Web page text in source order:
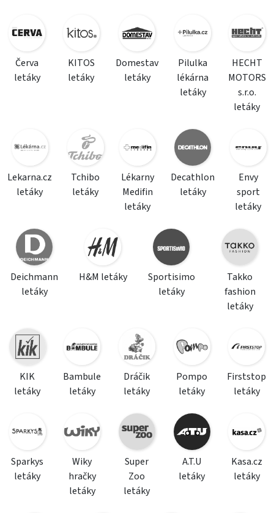
Červa
letáky
KITOS
letáky
Domestav
letáky
Pilulka
lékárna
letáky
HECHT
MOTORS
s.r.o.
letáky
Lekarna.cz
letáky
Tchibo
letáky
Lékarny
Medifin
letáky
Decathlon
letáky
Envy
sport
letáky
Deichmann
letáky
H&M letáky
Sportisimo
letáky
Takko
fashion
letáky
KIK
letáky
Bambule
letáky
Dráčik
letáky
Pompo
letáky
Firststop
letáky
Sparkys
letáky
Wiky
hračky
letáky
Super
Zoo
letáky
A.T.U
letáky
Kasa.cz
letáky